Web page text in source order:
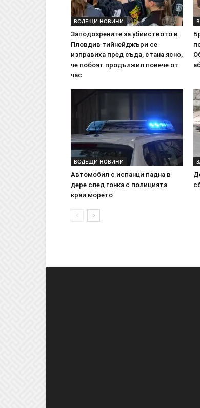
ВОДЕЩИ НОВИНИ
Заподозрените за убийството в
Пловдив тийнейджъри се
изправиха пред съда, стана ясно,
че побоят продължил повече от
час
ВОДЕЩИ НОВИНИ
Автомобил с испанци падна в
дере след гонка с полицията
край морето